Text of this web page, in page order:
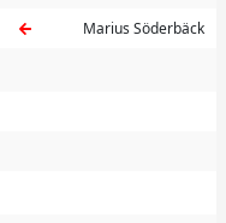
Marius Söderbäck